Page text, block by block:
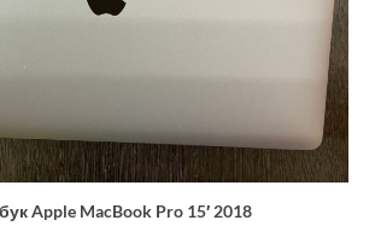
Apple MacBook Pro 15′ 2018